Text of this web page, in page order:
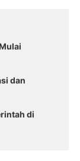
dan
di